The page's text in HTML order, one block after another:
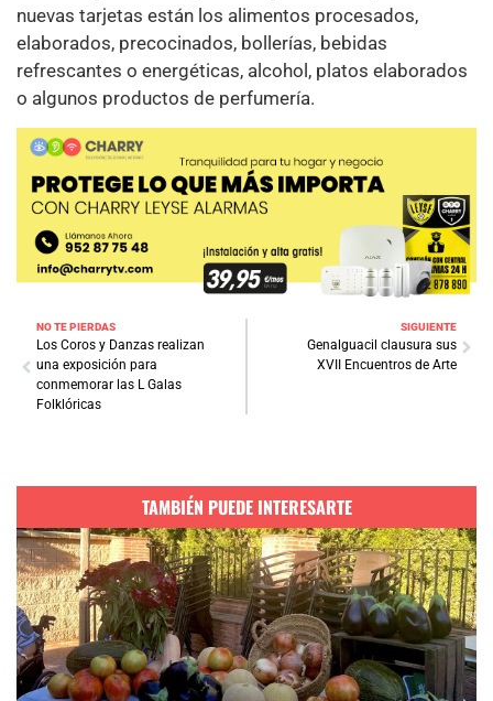
nuevas tarjetas están los alimentos procesados,
elaborados, precocinados, bollerías, bebidas
refrescantes o energéticas, alcohol, platos elaborados
o algunos productos de perfumería.
NO TE PIERDAS
Los Coros y Danzas realizan
una exposición para
conmemorar las L Galas
Folklóricas
SIGUIENTE
Genalguacil clausura sus
XVII Encuentros de Arte
TAMBIÉN PUEDE INTERESARTE